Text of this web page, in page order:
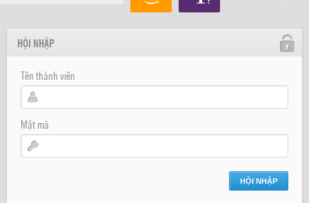
HỘI NHẬP
Tên thành viên
Mật mã